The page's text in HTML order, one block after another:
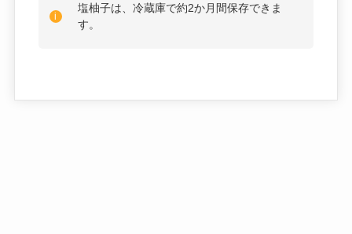
塩柚子は、冷蔵庫で約2か月間保存できま
す。